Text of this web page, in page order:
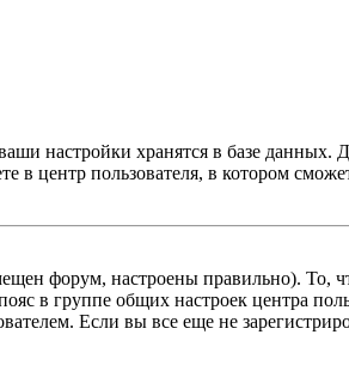
настройки хранятся в базе
в центр пользователя, в котором
форум, настроены правильно).
в группе общих настроек центра
Если вы все еще не